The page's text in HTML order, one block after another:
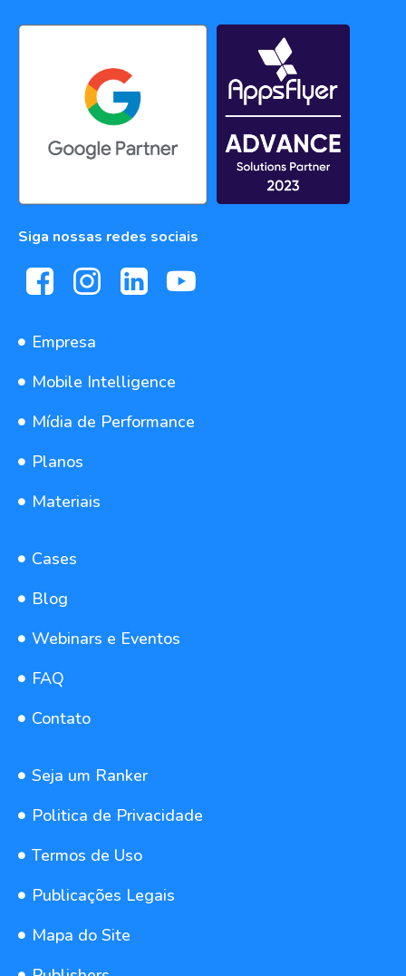
Siga nossas redes sociais
Empresa
Mobile Intelligence
Mídia de Performance
Planos
Materiais
Cases
Blog
Webinars e Eventos
FAQ
Contato
Seja um Ranker
Politica de Privacidade
Termos de Uso
Publicações Legais
Mapa do Site